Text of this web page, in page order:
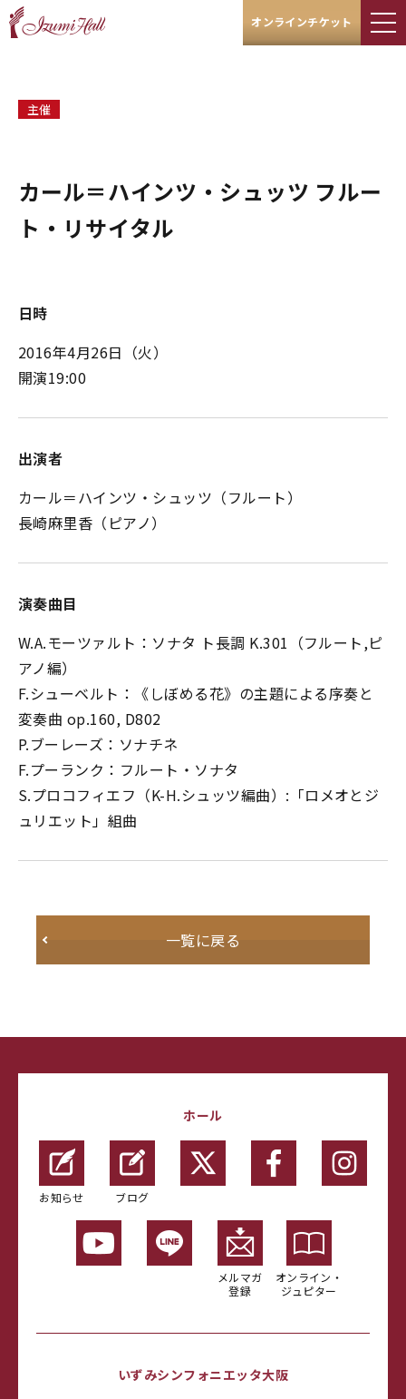
オンラインチケット
主催
カール＝ハインツ・シュッツ フルー
ト・リサイタル
日時
2016年4月26日（火）
開演19:00
出演者
カール＝ハインツ・シュッツ（フルート）
長崎麻里香（ピアノ）
演奏曲目
W.A.モーツァルト：ソナタ ト長調 K.301（フルート,ピ
アノ編）
F.シューベルト：《しぼめる花》の主題による序奏と
変奏曲 op.160, D802
P.ブーレーズ：ソナチネ
F.プーランク：フルート・ソナタ
S.プロコフィエフ（K-H.シュッツ編曲）:「ロメオとジ
ュリエット」組曲
一覧に戻る
ホール
お知らせ ブログ
メルマガ
登録
オンライン・
ジュピター
いずみシンフォニエッタ大阪